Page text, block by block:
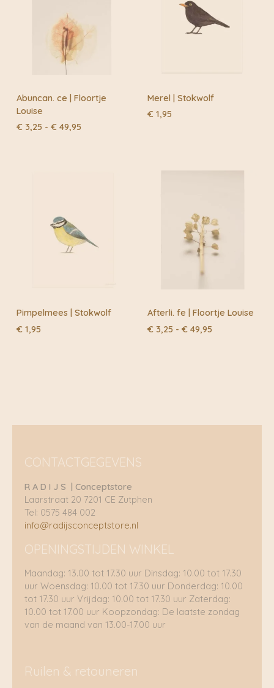
Abuncan. ce | Floortje
Louise
€ 3,25 - € 49,95
Merel | Stokwolf
€ 1,95
Pimpelmees | Stokwolf
€ 1,95
Afterli. fe | Floortje Louise
€ 3,25 - € 49,95
CONTACTGEGEVENS
R A D I J S | Conceptstore
Laarstraat 20 7201 CE Zutphen
Tel: 0575 484 002
info@radijsconceptstore.nl
OPENINGSTIJDEN WINKEL
Maandag: 13.00 tot 17.30 uur Dinsdag: 10.00 tot 17.30
uur Woensdag: 10.00 tot 17.30 uur Donderdag: 10.00
tot 17.30 uur Vrijdag: 10.00 tot 17.30 uur Zaterdag:
10.00 tot 17.00 uur Koopzondag: De laatste zondag
van de maand van 13.00-17.00 uur
Ruilen & retouneren